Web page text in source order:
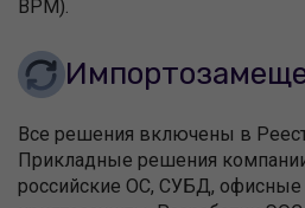
BPM).
Все решения включены в
Прикладные решения
российские ОС, СУБД, офисные